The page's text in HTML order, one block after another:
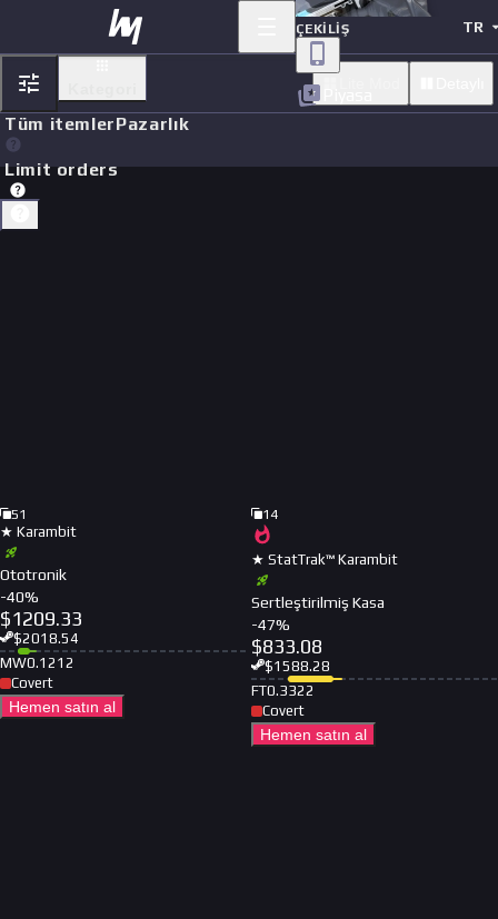
ÇEKILIŞ TR
Tüm itemlerPazarlık
Limit orders
51
★ Karambit
Ototronik
-40%
$1209.33
$2018.54
MW0.1212
Covert
Hemen satın al
14
★ StatTrak™ Karambit
Sertleştirilmiş Kasa
-47%
$833.08
$1588.28
FT0.3322
Covert
Hemen satın al